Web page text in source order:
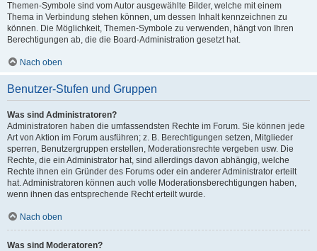
Themen-Symbole sind vom Autor ausgewählte Bilder, welche mit einem
Thema in Verbindung stehen können, um dessen Inhalt kennzeichnen zu
können. Die Möglichkeit, Themen-Symbole zu verwenden, hängt von Ihren
Berechtigungen ab, die die Board-Administration gesetzt hat.
Nach oben
Benutzer-Stufen und Gruppen
Was sind Administratoren?
Administratoren haben die umfassendsten Rechte im Forum. Sie können jede
Art von Aktion im Forum ausführen; z. B. Berechtigungen setzen, Mitglieder
sperren, Benutzergruppen erstellen, Moderationsrechte vergeben usw. Die
Rechte, die ein Administrator hat, sind allerdings davon abhängig, welche
Rechte ihnen ein Gründer des Forums oder ein anderer Administrator erteilt
hat. Administratoren können auch volle Moderationsberechtigungen haben,
wenn ihnen das entsprechende Recht erteilt wurde.
Nach oben
Was sind Moderatoren?